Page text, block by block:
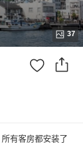
37
有客房都安装了